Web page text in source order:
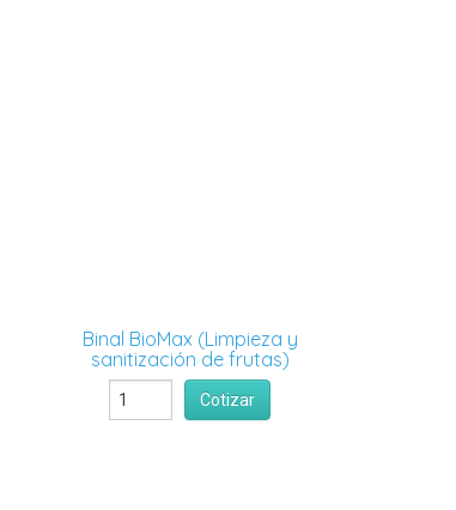
Binal BioMax (Limpieza y
sanitización de frutas)
Cotizar